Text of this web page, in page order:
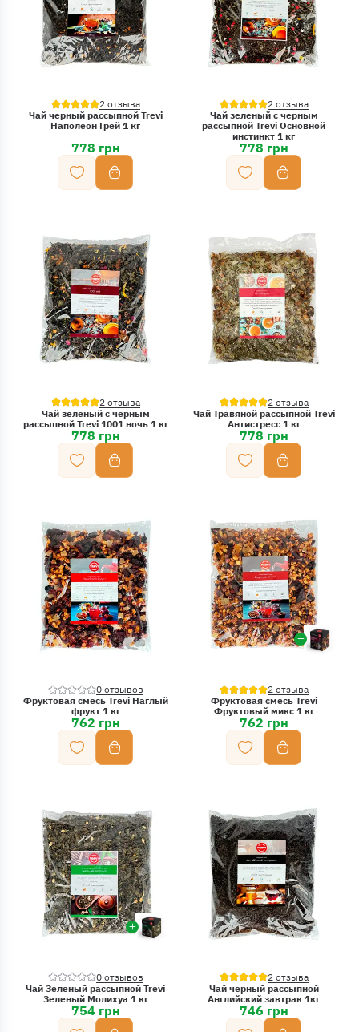
2 отзыва
Чай черный рассыпной Trevi
Наполеон Грей 1 кг
778 грн
2 отзыва
Чай зеленый с черным
рассыпной Trevi Основной
инстинкт 1 кг
778 грн
2 отзыва
Чай зеленый с черным
рассыпной Trevi 1001 ночь 1 кг
778 грн
2 отзыва
Чай Травяной рассыпной Trevi
Антистресс 1 кг
778 грн
0 отзывов
Фруктовая смесь Trevi Наглый
фрукт 1 кг
762 грн
2 отзыва
Фруктовая смесь Trevi
Фруктовый микс 1 кг
762 грн
0 отзывов
Чай Зеленый рассыпной Trevi
Зеленый Молихуа 1 кг
754 грн
2 отзыва
Чай черный рассыпной
Английский завтрак 1кг
746 грн